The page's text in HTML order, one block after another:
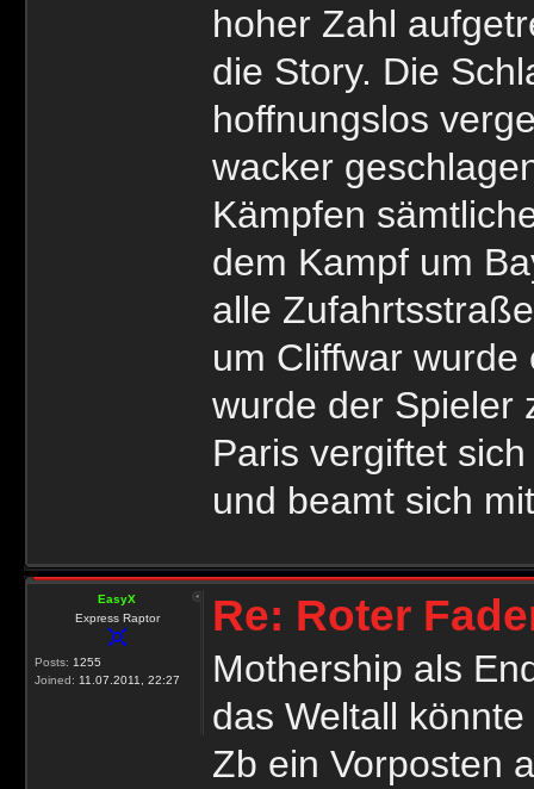
hoher Zahl
die Story. Die
hoffnungslos
wacker
Kämpfen
dem Kampf um
alle
um Cliffwar
wurde der Spieler
Paris vergiftet
und beamt sich
EasyX
Express Raptor
Posts: 1255
Joined: 11.07.2011, 22:27
Re: Roter
Mothership als
das Weltall
Zb ein Vorposten